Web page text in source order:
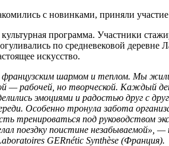
с новинками, приняли
программа. Участники
по средневековой
искусство.
французским шармом и теплом. Мы
— рабочей, но творческой. Каждый
эмоциями и радостью друг с
Особенно тронула забота
тренироваться под руководством
поездку поистине незабываемой»,
GERnétic Synthèse (Франция).